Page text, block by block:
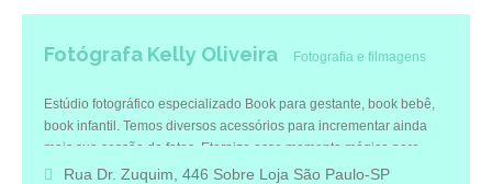
Fotógrafa Kelly Oliveira Fotografia e filmagens
Estúdio fotográfico especializado Book para gestante, book bebê,
book infantil. Temos diversos acessórios para incrementar ainda
mais sua sessão de fotos. Eternize esse momento mágico para
sempre recordar com muito amor
Rua Dr. Zuquim, 446 Sobre Loja São Paulo-SP